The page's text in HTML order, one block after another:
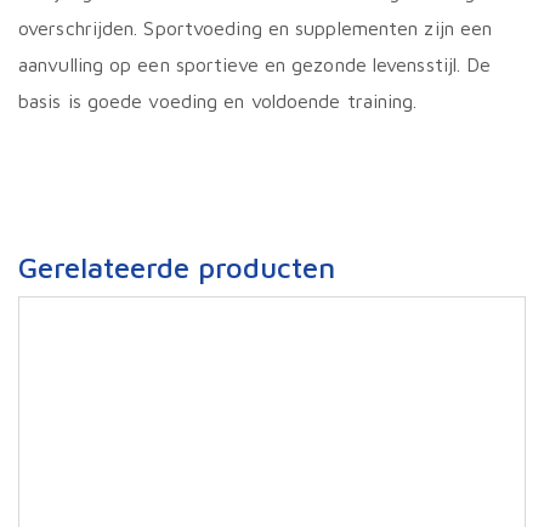
overschrijden. Sportvoeding en supplementen zijn een
aanvulling op een sportieve en gezonde levensstijl. De
basis is goede voeding en voldoende training.
Gerelateerde producten